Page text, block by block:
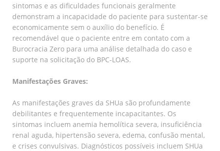
sintomas e as dificuldades funcionais geralmente
demonstram a incapacidade do paciente para sustentar-se
economicamente sem o auxílio do benefício. É
recomendável que o paciente entre em contato com a
Burocracia Zero para uma análise detalhada do caso e
suporte na solicitação do BPC-LOAS.
Manifestações Graves:
As manifestações graves da SHUa são profundamente
debilitantes e frequentemente incapacitantes. Os
sintomas incluem anemia hemolítica severa, insuficiência
renal aguda, hipertensão severa, edema, confusão mental,
e crises convulsivas. Diagnósticos possíveis incluem SHUa